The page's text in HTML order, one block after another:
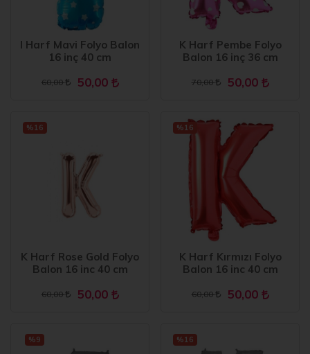
I Harf Mavi Folyo Balon
16 inç 40 cm
60,00 50,00
K Harf Pembe Folyo
Balon 16 inç 36 cm
70,00 50,00
K Harf Rose Gold Folyo
Balon 16 inc 40 cm
60,00 50,00
%16
K Harf Kırmızı Folyo
Balon 16 inc 40 cm
60,00 50,00
%16
%9 %16